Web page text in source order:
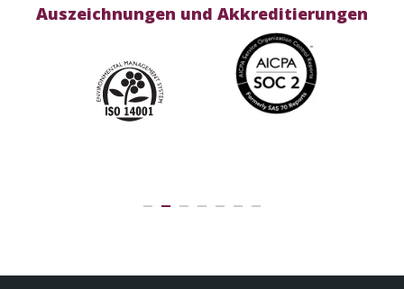
Auszeichnungen und Akkreditierungen